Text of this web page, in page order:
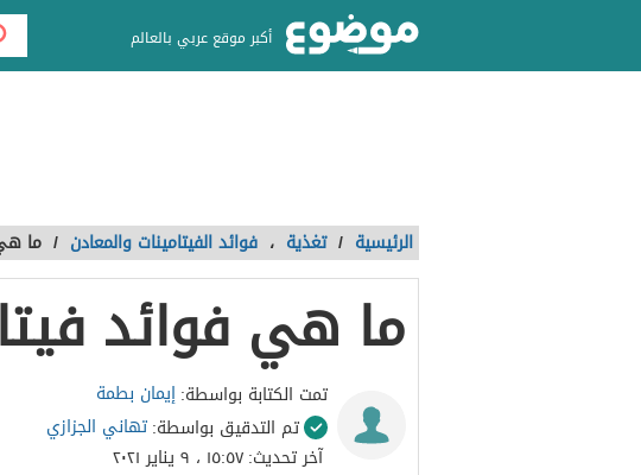
أكبر موقع عربي بالعالم
الرئيسية / تغذية ، فوائد الفيتامينات والمعادن / ما
ما هي فوائد
تمت الكتابة بواسطة:إيمان بطمة
تم التدقيق بواسطة:تهاني الجزازي
آخر تحديث:١٥:٥٧ ، ٩ يناير ٢٠٢١